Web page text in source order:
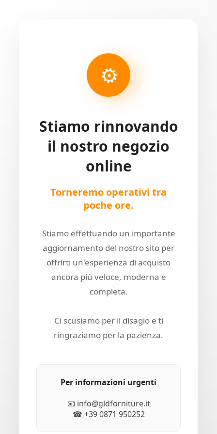
⚙
Stiamo rinnovando
il nostro negozio
online
Torneremo operativi tra
poche ore.
Stiamo effettuando un importante
aggiornamento del nostro sito per
offrirti un'esperienza di acquisto
ancora più veloce, moderna e
completa.
Ci scusiamo per il disagio e ti
ringraziamo per la pazienza.
Per informazioni urgenti
📧 info@gldforniture.it
☎ +39 0871 950252